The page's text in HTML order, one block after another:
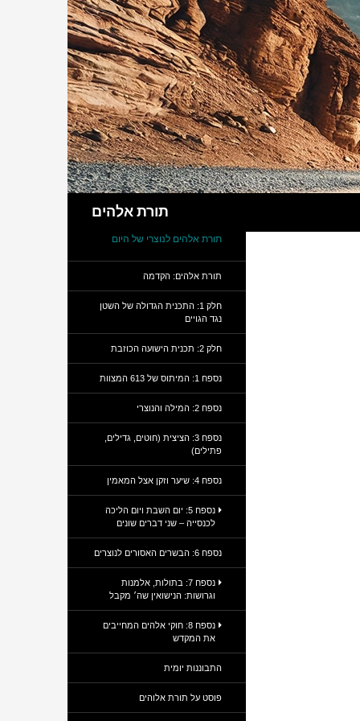
תורת אלהים
תורת אלהים לנוצרי של היום
תורת אלהים: הקדמה
חלק 1: התכנית הגדולה של השטן
נגד הגויים
חלק 2: תכנית הישועה הכוזבת
נספח 1: המיתוס של 613 המצוות
נספח 2: המילה והנוצרי
נספח 3: הציצית (חוטים, גדילים,
פתילים)
נספח 4: שיער וזקן אצל המאמין
נספח 5: יום השבת ויום הליכה
לכנסייה – שני דברים שונים
נספח 6: הבשרים האסורים לנוצרים
נספח 7: בתולות, אלמנות
וגרושות: הנישואין שה׳ מקבל
נספח 8: חוקי אלהים המחייבים
את המקדש
התבוננות יומית
פוסט על תורת אלוהים